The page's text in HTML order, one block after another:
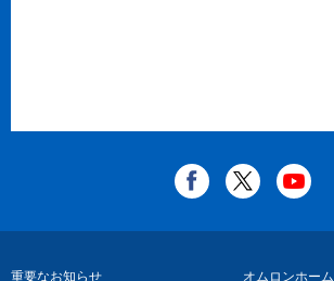
重要なお知らせ オムロンホーム